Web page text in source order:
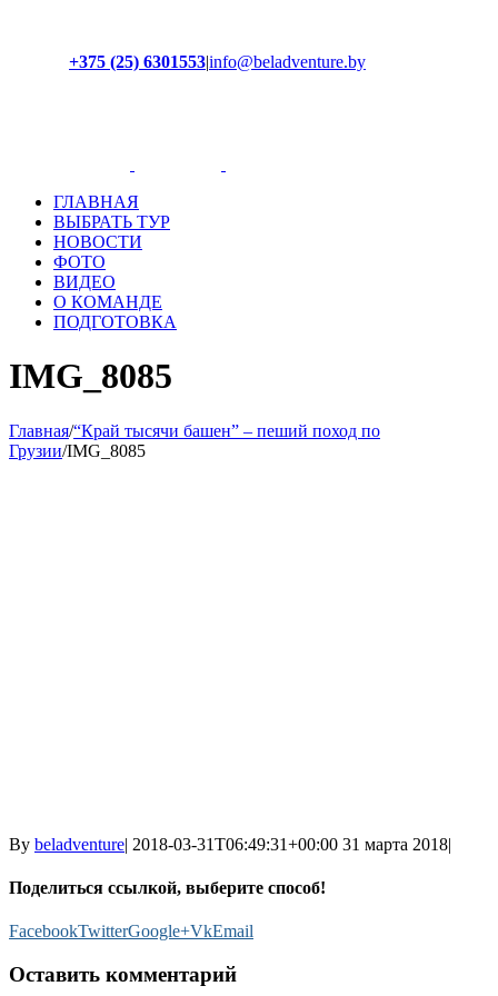
+375 (25) 6301553|info@beladventure.by
ГЛАВНАЯ
ВЫБРАТЬ ТУР
НОВОСТИ
ФОТО
ВИДЕО
О КОМАНДЕ
ПОДГОТОВКА
IMG_8085
Главная/“Край тысячи башен” – пеший поход по
Грузии/IMG_8085
By beladventure| 2018-03-31T06:49:31+00:00 31 марта 2018|
Поделиться ссылкой, выберите способ!
FacebookTwitterGoogle+VkEmail
Оставить комментарий